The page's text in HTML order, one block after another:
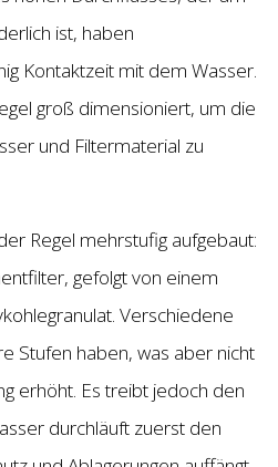
ist, haben
Kontaktzeit mit dem Wasser.
groß dimensioniert, um die
und Filtermaterial zu
Regel mehrstufig aufgebaut:
gefolgt von einem
Verschiedene
Stufen haben, was aber nicht
erhöht. Es treibt jedoch den
durchläuft zuerst den